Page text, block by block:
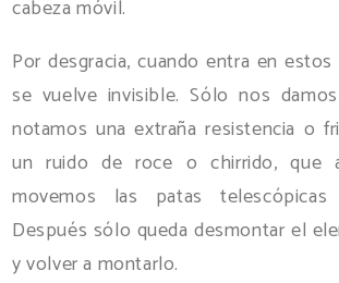
cabeza móvil.
Por desgracia, cuando entra en
se vuelve invisible. Sólo nos
notamos una extraña resistencia o
un ruido de roce o chirrido, que
movemos las patas
Después sólo queda desmontar el
y volver a montarlo.